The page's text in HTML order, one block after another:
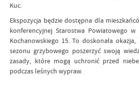
Kuc.
Ekspozycja będzie dostępna dla
konferencyjnej Starostwa Powiatowego
Kochanowskiego 15. To doskonała
sezonu grzybowego poszerzyć swoją
zasady, które mogą uchronić przed
podczas leśnych wypraw.